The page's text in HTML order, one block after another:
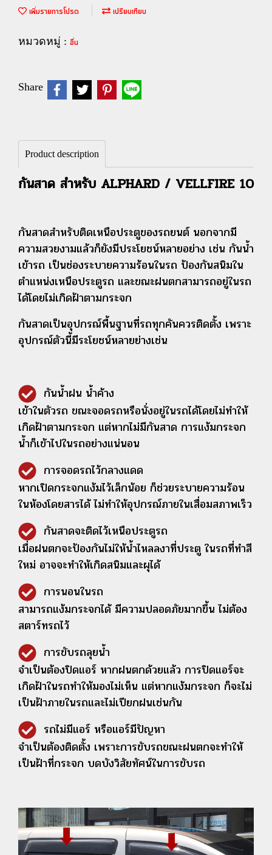
เพิ่มรายการโปรด เปรียบเทียบ
หมวดหมู่ : อื่น
Share
Product description
กันสาด สำหรับ ALPHARD / VELLFIRE 10
กันสาดสำหรับติดเหนือประตูของรถยนต์ นอกจากมี
ความสวยงามแล้วก็ยังมีประโยชน์หลายอย่าง เช่น กันน้ำ
เข้ารถ เป็นช่องระบายความร้อนในรถ ป้องกันสนิมใน
ตำแหน่งเหนือประตูรถ และขณะฝนตกสามารถอยู่ในรถ
ได้โดยไม่เกิดฝ้าตามกระจก
กันสาดเป็นอุปกรณ์พื้นฐานที่รถทุกคันควรติดตั้ง เพราะ
อุปกรณ์ตัวนี้มีระโยชน์หลายย่างเช่น
กันน้ำฝน น้ำค้าง
เข้าในตัวรถ ขณะจอดรถหรือนั่งอยู่ในรถได้โดยไม่ทำให้
เกิดฝ้าตามกระจก แต่หากไม่มีกันสาด การแง้มกระจก
น้ำก็เข้าไปในรถอย่างแน่นอน
การจอดรถไว้กลางแดด
หากเปิดกระจกแง้มไว้เล็กน้อย ก็ช่วยระบายความร้อน
ในห้องโดยสารได้ ไม่ทำให้อุปกรณ์ภายในเสื่อมสภาพเร็ว
กันสาดจะติดไว้เหนือประตูรถ
เมื่อฝนตกจะป้องกันไม่ให้น้ำไหลลงาที่ประตู ในรถที่ทำสี
ใหม่ อาจจะทำให้เกิดสนิมและผุได้
การนอนในรถ
สามารถแง้มกระจกได้ มีความปลอดภัยมากขึ้น ไม่ต้อง
สตาร์ทรถไว้
การขับรถลุยน้ำ
จำเป็นต้องปิดแอร์ หากฝนตกด้วยแล้ว การปิดแอร์จะ
เกิดฝ้าในรถทำให้มองไม่เห็น แต่หากแง้มกระจก ก็จะไ่ม่
เป็นฝ้าภายในรถและไม่เปียกฝนเช่นกัน
รถไ่ม่มีแอร์ หรือแอร์มีปัญหา
จำเป็นต้องติดตั้ง เพราะการขับรถขณะฝนตกจะทำให้
เป็นฝ้าที่กระจก บดบังวิสัยทัศน์ในการขับรถ